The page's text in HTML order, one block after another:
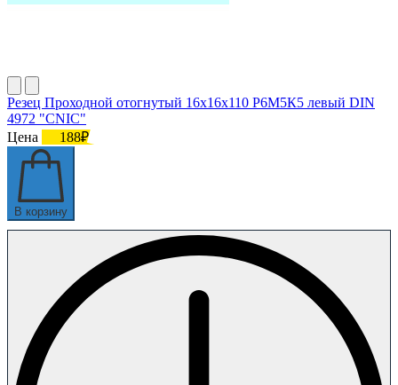
Резец Проходной отогнутый 16х16х110 Р6М5К5 левый DIN
4972 "CNIC"
Цена
188₽
В корзину